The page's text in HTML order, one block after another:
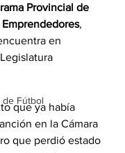
de Fútbol
Provincial de
,
en
que ya había
en la Cámara
que perdió estado